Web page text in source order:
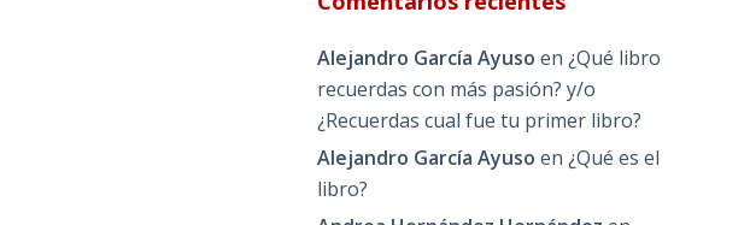
Alejandro García Ayuso en¿Qué libro
recuerdas con más pasión? y/o
¿Recuerdas cual fue tu primer libro?
Alejandro García Ayuso en¿Qué es el
libro?